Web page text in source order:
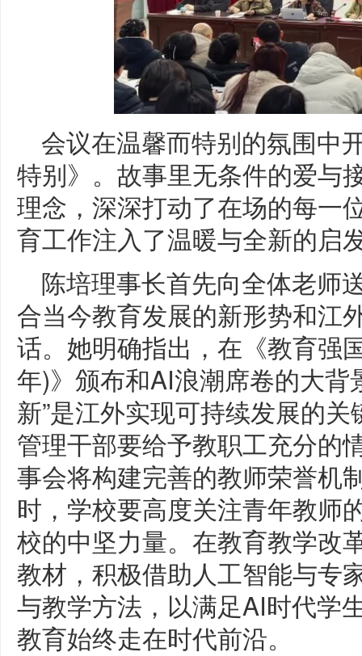
会议在温馨而特别的氛围中
特别》。故事里无条件的爱与
理念，深深打动了在场的每一
育工作注入了温暖与全新的启
陈培理事长首先向全体老师
合当今教育发展的新形势和江
话。她明确指出，在《教育强
年)》颁布和AI浪潮席卷的大背
新”是江外实现可持续发展的
管理干部要给予教职工充分的
事会将构建完善的教师荣誉机
时，学校要高度关注青年教师
校的中坚力量。在教育教学改
教材，积极借助人工智能与专
与教学方法，以满足AI时代学
教育始终走在时代前沿。